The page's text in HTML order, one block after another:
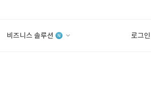
비즈니스 솔루션 로그인
‘이런 거’ 만들